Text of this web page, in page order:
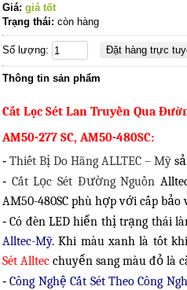
Giá: giá tốt
Trạng thái: còn hàng
Số lượng:
Thông tin sản phẩm
Cắt Lọc Sét Lan Truyền Qua
AM50-277 SC, AM50-480SC:
- Thiết Bị Do Hãng ALLTEC – Mỹ
- Cắt Lọc Sét Đường Nguồn
AM50-480SC phù hợp với cấp bảo
-Có đèn LED hiển thị trạng thái
Alltec-Mỹ. Khi màu xanh là tốt
Sét Alltec chuyển sang màu đỏ là
-Công Nghệ Cắt Sét Theo Công